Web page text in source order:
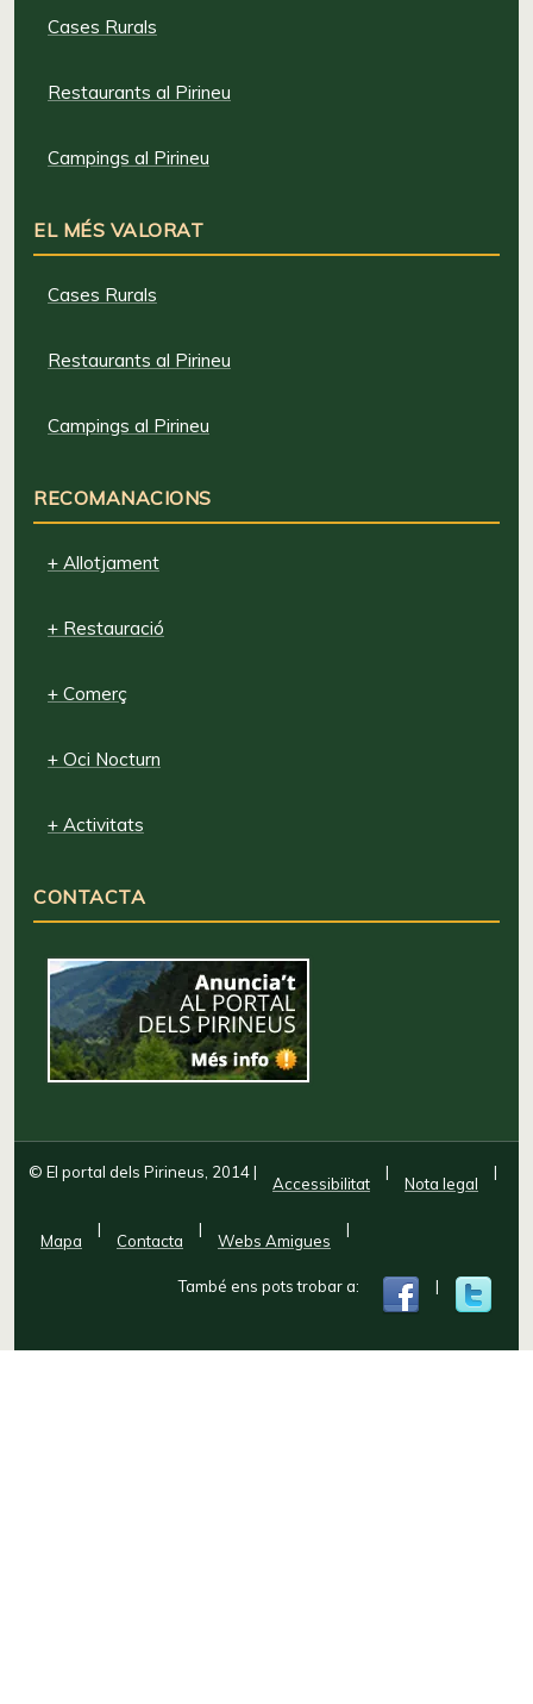
Cases Rurals
Restaurants al Pirineu
Campings al Pirineu
EL MÉS VALORAT
Cases Rurals
Restaurants al Pirineu
Campings al Pirineu
RECOMANACIONS
+ Allotjament
+ Restauració
+ Comerç
+ Oci Nocturn
+ Activitats
CONTACTA
© El portal dels Pirineus, 2014|
Accessibilitat
|
Nota legal
|
Mapa
|
Contacta
|
Webs Amigues
|
També ens pots trobar a: |